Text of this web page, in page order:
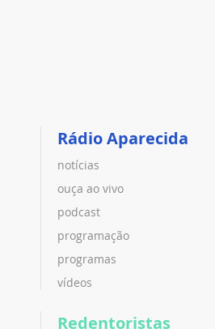
Rádio Aparecida
notícias
ouça ao vivo
podcast
programação
programas
vídeos
Redentoristas